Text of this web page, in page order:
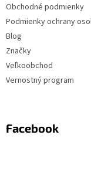
Obchodné podmienky
Podmienky ochrany
Blog
Značky
Veľkoobchod
Vernostný program
Facebook